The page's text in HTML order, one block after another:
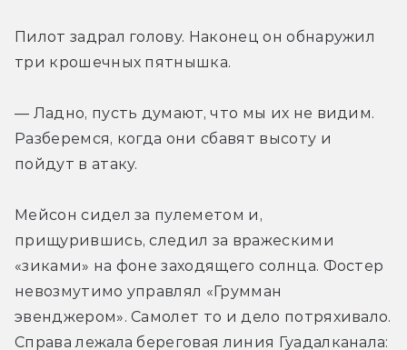
Пилот задрал голову. Наконец он обнаружил
три крошечных пятнышка.
— Ладно, пусть думают, что мы их не видим.
Разберемся, когда они сбавят высоту и
пойдут в атаку.
Мейсон сидел за пулеметом и,
прищурившись, следил за вражескими
«зиками» на фоне заходящего солнца. Фостер
невозмутимо управлял «Грумман
эвенджером». Самолет то и дело потряхивало.
Справа лежала береговая линия Гуадалканала: